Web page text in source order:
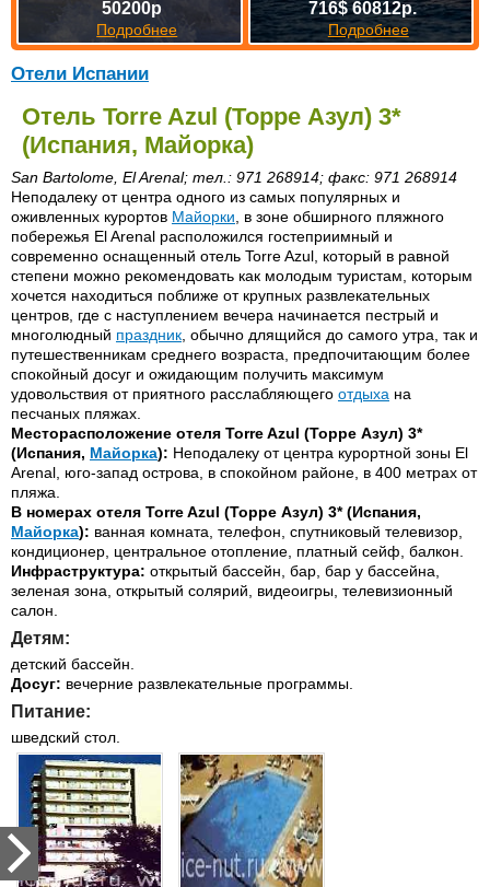
Отели Испании
Отель Torre Azul (Торре Азул) 3*
(Испания, Майорка)
San Bartolome, El Arenal; тел.: 971 268914; факс: 971 268914
Неподалеку от центра одного из самых популярных и
оживленных курортов Майорки , в зоне обширного пляжного
побережья El Arenal расположился гостеприимный и
современно оснащенный отель Torre Azul, который в равной
степени можно рекомендовать как молодым туристам, которым
хочется находиться поближе от крупных развлекательных
центров, где с наступлением вечера начинается пестрый и
многолюдный праздник , обычно длящийся до самого утра, так и
путешественникам среднего возраста, предпочитающим более
спокойный досуг и ожидающим получить максимум
удовольствия от приятного расслабляющего отдыха на
песчаных пляжах.
Месторасположение отеля Torre Azul (Торре Азул) 3*
(Испания, Майорка): Неподалеку от центра курортной зоны El
Arenal, юго-запад острова, в спокойном районе, в 400 метрах от
пляжа.
В номерах отеля Torre Azul (Торре Азул) 3* (Испания,
Майорка): ванная комната, телефон, спутниковый телевизор,
кондиционер, центральное отопление, платный сейф, балкон.
Инфраструктура: открытый бассейн, бар, бар у бассейна,
зеленая зона, открытый солярий, видеоигры, телевизионный
салон.
Детям:
детский бассейн.
Досуг: вечерние развлекательные программы.
Питание:
шведский стол.
50200р
Подробнее
716$ 60812р.
Подробнее